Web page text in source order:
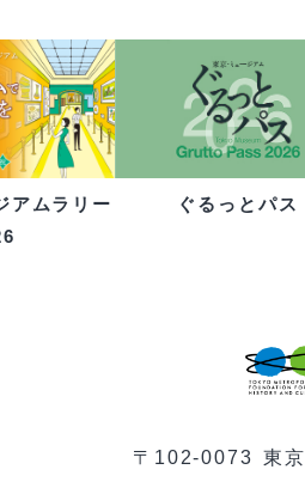
アムラリー
ぐるっとパス
〒102-0073 東